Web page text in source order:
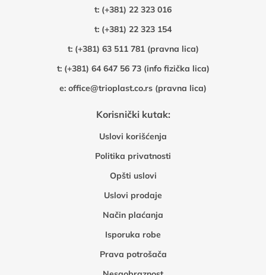
t: (+381) 22 323 016
t: (+381) 22 323 154
t: (+381) 63 511 781 (pravna lica)
t: (+381) 64 647 56 73 (info fizička lica)
e: office@trioplast.co.rs (pravna lica)
Korisnički kutak:
Uslovi korišćenja
Politika privatnosti
Opšti uslovi
Uslovi prodaje
Način plaćanja
Isporuka robe
Prava potrošača